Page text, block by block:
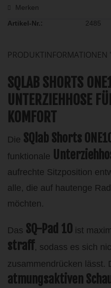
Merken
Artikel-Nr.:
2485
PRODUKTINFORMATIONEN
SQLAB SHORTS
UNTERZIEHHOSE
KOMFORT
Die SQlab Shorts
funktionale
aufrechte Sitzposition
alle, die auf hautenge
möchten.
Das SQ-Pad 10 ist
straff, sodass es sich
zusammendrücken lässt.
atmungsaktiven